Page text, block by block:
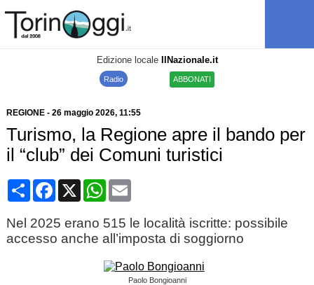
Edizione locale IlNazionale.it
Radio ABBONATI
REGIONE- 26 maggio 2026, 11:55
Turismo, la Regione apre il bando per
il “club” dei Comuni turistici
CondividiFacebook
X WhatsApp
Email
Nel 2025 erano 515 le località iscritte: possibile
accesso anche all’imposta di soggiorno
Paolo Bongioanni